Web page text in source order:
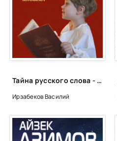
25
Тайна русского слова - Василий Ирзабеков
Ирзабеков Василий